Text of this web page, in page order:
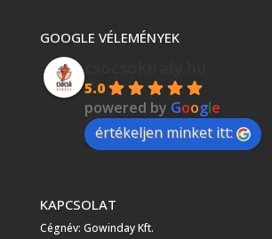
GOOGLE VÉLEMÉNYEK
csocsokiraly.hu
5.0
powered by Google
értékeljen minket itt:
KAPCSOLAT
Cégnév: Gowinday Kft.